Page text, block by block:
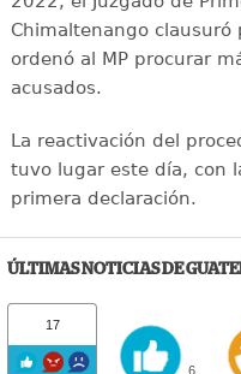
Chimaltenango clausuró
ordenó al MP procurar
acusados.
La reactivación del
tuvo lugar este día, con
primera declaración.
ÚLTIMAS NOTICIAS DE
17
6